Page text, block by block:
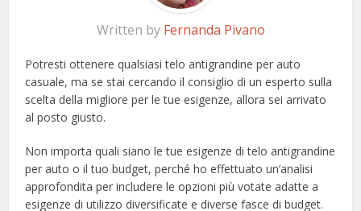
Written by Fernanda Pivano
Potresti ottenere qualsiasi telo antigrandine per auto
casuale, ma se stai cercando il consiglio di un esperto sulla
scelta della migliore per le tue esigenze, allora sei arrivato
al posto giusto.
Non importa quali siano le tue esigenze di telo antigrandine
per auto o il tuo budget, perché ho effettuato un’analisi
approfondita per includere le opzioni più votate adatte a
esigenze di utilizzo diversificate e diverse fasce di budget.